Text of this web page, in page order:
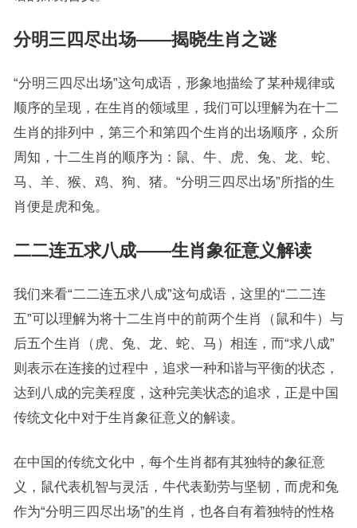
分明三四尽出场——揭晓生肖之谜
“分明三四尽出场”这句成语，形象地描绘了某种规律或
顺序的呈现，在生肖的领域里，我们可以理解为在十二
生肖的排列中，第三个和第四个生肖的出场顺序，众所
周知，十二生肖的顺序为：鼠、牛、虎、兔、龙、蛇、
马、羊、猴、鸡、狗、猪。“分明三四尽出场”所指的生
肖便是虎和兔。
二二连五求八成——生肖象征意义解读
我们来看“二二连五求八成”这句成语，这里的“二二连
五”可以理解为将十二生肖中的前两个生肖（鼠和牛）与
后五个生肖（虎、兔、龙、蛇、马）相连，而“求八成”
则表示在连接的过程中，追求一种和谐与平衡的状态，
达到八成的完美程度，这种完美状态的追求，正是中国
传统文化中对于生肖象征意义的解读。
在中国的传统文化中，每个生肖都有其独特的象征意
义，鼠代表机智与灵活，牛代表勤劳与坚韧，而虎和兔
作为“分明三四尽出场”的生肖，也各自有着独特的性格